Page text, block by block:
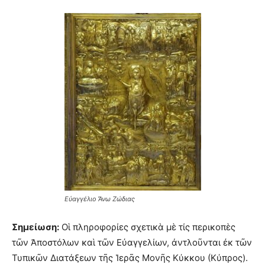
Εὐαγγέλιο Ἄνω Ζώδιας
Σημείωση: Οἱ πληροφορίες σχετικὰ μὲ τίς περικοπὲς
τῶν Ἀποστόλων καὶ τῶν Εὐαγγελίων, ἀντλοῦνται ἐκ τῶν
Τυπικῶν Διατάξεων τῆς Ἱερᾶς Μονῆς Κύκκου (Κύπρος).